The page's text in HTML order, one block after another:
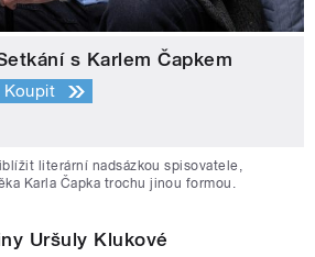
s Karlem Čapkem
Koupit
literární nadsázkou spisovatele,
Karla Čapka trochu jinou formou.
Uršuly Klukové